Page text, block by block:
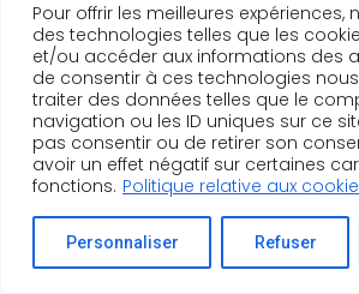
Pour offrir les meilleures expériences,
des technologies telles que les
et/ou accéder aux informations des
de consentir à ces technologies
traiter des données telles que le
navigation ou les ID uniques sur ce
pas consentir ou de retirer son
avoir un effet négatif sur certaines
fonctions. Politique relative aux
Personnaliser Refuser